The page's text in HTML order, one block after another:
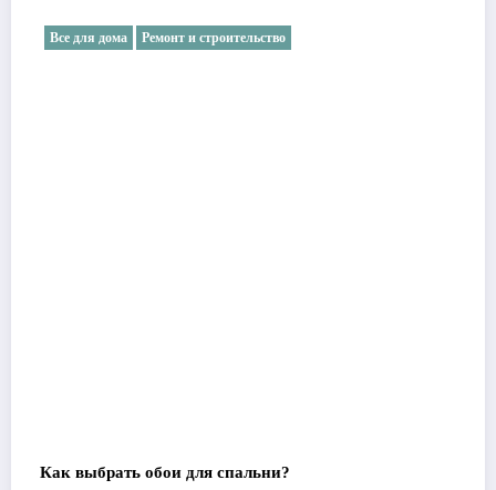
Все для дома Ремонт и строительство
Как выбрать обои для спальни?